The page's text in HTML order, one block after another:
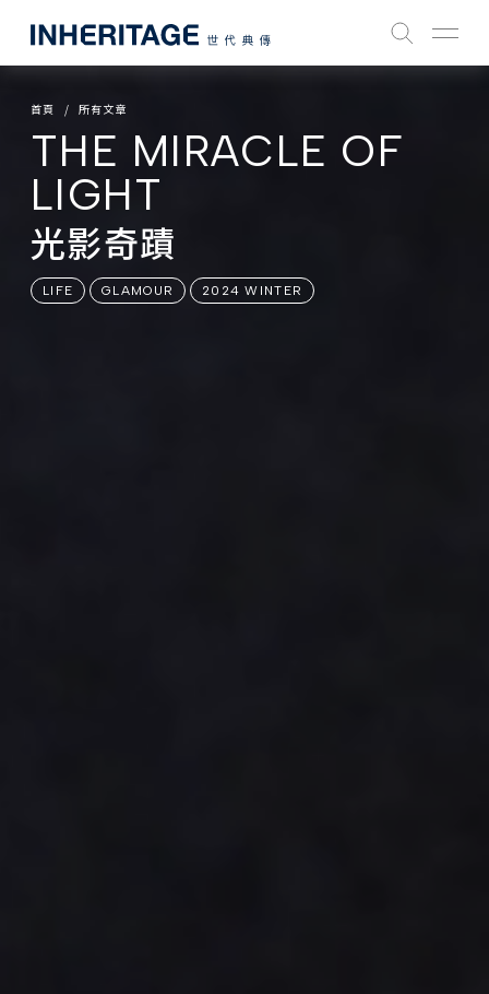
首頁 所有文章
THE MIRACLE OF
LIGHT
光影奇蹟
LIFE GLAMOUR 2024 WINTER